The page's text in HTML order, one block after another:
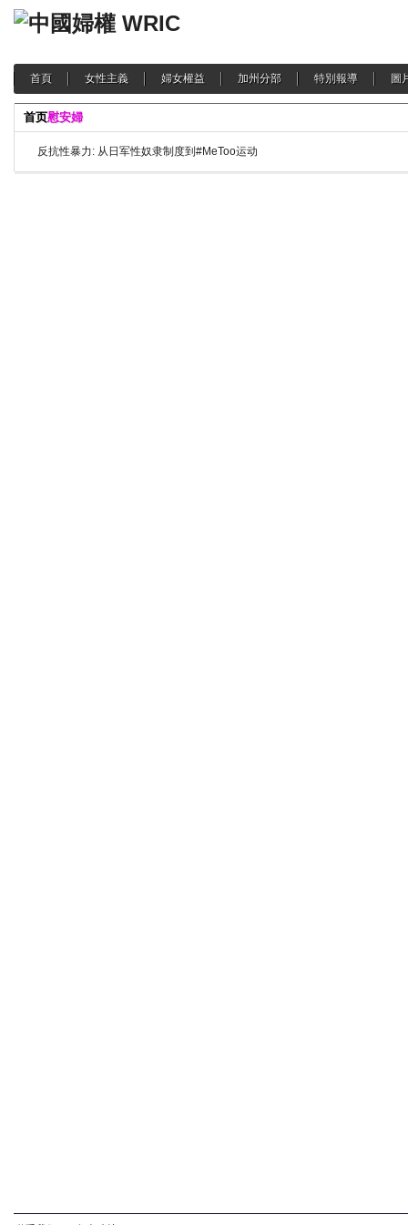
首頁 女性主義 婦女權益 加州分部 特別報導 圖
首页慰安婦
反抗性暴力: 从日军性奴隶制度到#MeToo运动